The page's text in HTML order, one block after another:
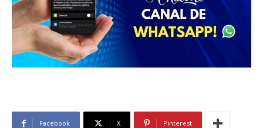
Facebook X Pinterest